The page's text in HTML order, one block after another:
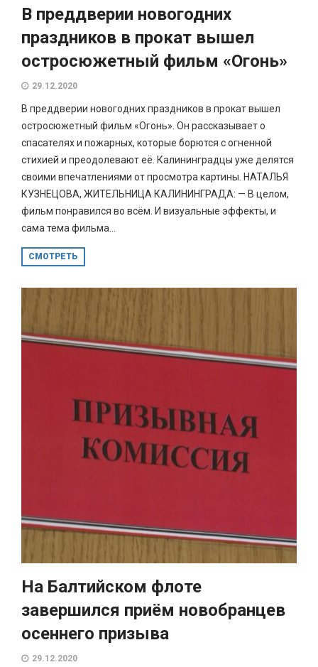
В преддверии новогодних
праздников в прокат вышел
остросюжетный фильм «Огонь»
29.12.2020
В преддверии новогодних праздников в прокат вышел
остросюжетный фильм «Огонь». Он рассказывает о
спасателях и пожарных, которые борются с огненной
стихией и преодолевают её. Калининградцы уже делятся
своими впечатлениями от просмотра картины. НАТАЛЬЯ
КУЗНЕЦОВА, ЖИТЕЛЬНИЦА КАЛИНИНГРАДА: — В целом,
фильм понравился во всём. И визуальные эффекты, и
сама тема фильма...
СМОТРЕТЬ
На Балтийском флоте
завершился приём новобранцев
осеннего призыва
29.12.2020